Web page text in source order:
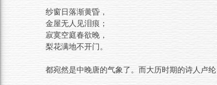
纱窗日落渐黄昏，
金屋无人见泪痕；
寂寞空庭春欲晚，
梨花满地不开门。
都宛然是中晚唐的气象了。而大历时期的诗人卢